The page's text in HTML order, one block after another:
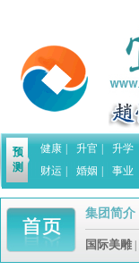
预
测
健康 升官
升学
财运
婚姻 事业
集团简介|
国际美雕|